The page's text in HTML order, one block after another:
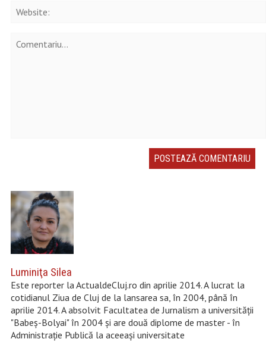
Luminiţa Silea
Este reporter la ActualdeCluj.ro din aprilie 2014. A lucrat la
cotidianul Ziua de Cluj de la lansarea sa, în 2004, până în
aprilie 2014. A absolvit Facultatea de Jurnalism a universității
"Babeș-Bolyai" în 2004 şi are două diplome de master - în
Administraţie Publică la aceeaşi universitate